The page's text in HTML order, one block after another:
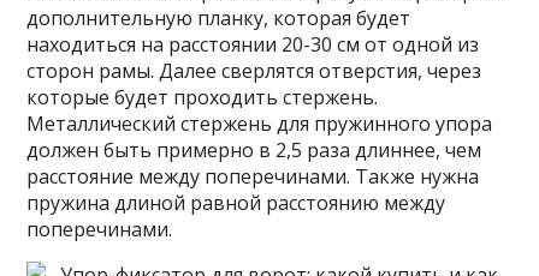
дополнительную планку, которая будет
находиться на расстоянии 20-30 см от одной из
сторон рамы. Далее сверлятся отверстия, через
которые будет проходить стержень.
Металлический стержень для пружинного упора
должен быть примерно в 2,5 раза длиннее, чем
расстояние между поперечинами. Также нужна
пружина длиной равной расстоянию между
поперечинами.